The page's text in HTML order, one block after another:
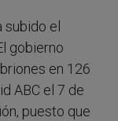
subido el
gobierno
en 126
ABC el 7 de
puesto que